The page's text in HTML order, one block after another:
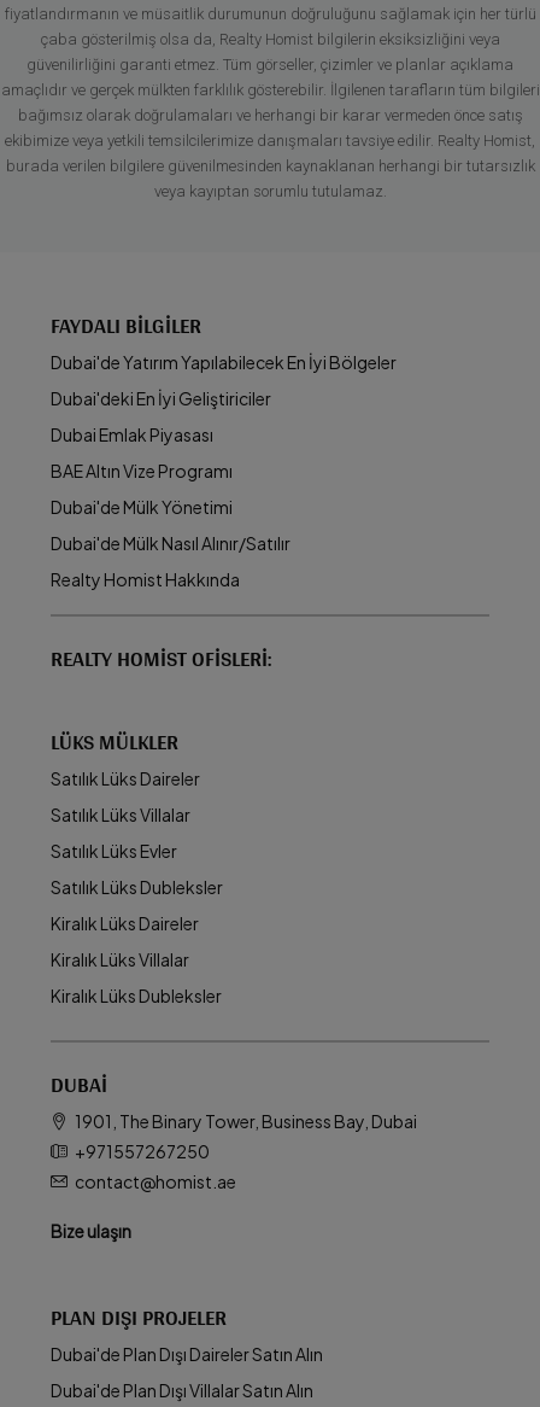
fiyatlandırmanın ve müsaitlik durumunun doğruluğunu sağlamak için her türlü
çaba gösterilmiş olsa da, Realty Homist bilgilerin eksiksizliğini veya
güvenilirliğini garanti etmez. Tüm görseller, çizimler ve planlar açıklama
amaçlıdır ve gerçek mülkten farklılık gösterebilir. İlgilenen tarafların tüm bilgileri
bağımsız olarak doğrulamaları ve herhangi bir karar vermeden önce satış
ekibimize veya yetkili temsilcilerimize danışmaları tavsiye edilir. Realty Homist,
burada verilen bilgilere güvenilmesinden kaynaklanan herhangi bir tutarsızlık
veya kayıptan sorumlu tutulamaz.
FAYDALI BILGILER
Dubai'de Yatırım Yapılabilecek En İyi Bölgeler
Dubai'deki En İyi Geliştiriciler
Dubai Emlak Piyasası
BAE Altın Vize Programı
Dubai'de Mülk Yönetimi
Dubai'de Mülk Nasıl Alınır/Satılır
Realty Homist Hakkında
REALTY HOMIST OFISLERI:
LÜKS MÜLKLER
Satılık Lüks Daireler
Satılık Lüks Villalar
Satılık Lüks Evler
Satılık Lüks Dubleksler
Kiralık Lüks Daireler
Kiralık Lüks Villalar
Kiralık Lüks Dubleksler
DUBAI
1901, The Binary Tower, Business Bay, Dubai
+971557267250
contact@homist.ae
Bize ulaşın
PLAN DIŞI PROJELER
Dubai'de Plan Dışı Daireler Satın Alın
Dubai'de Plan Dışı Villalar Satın Alın